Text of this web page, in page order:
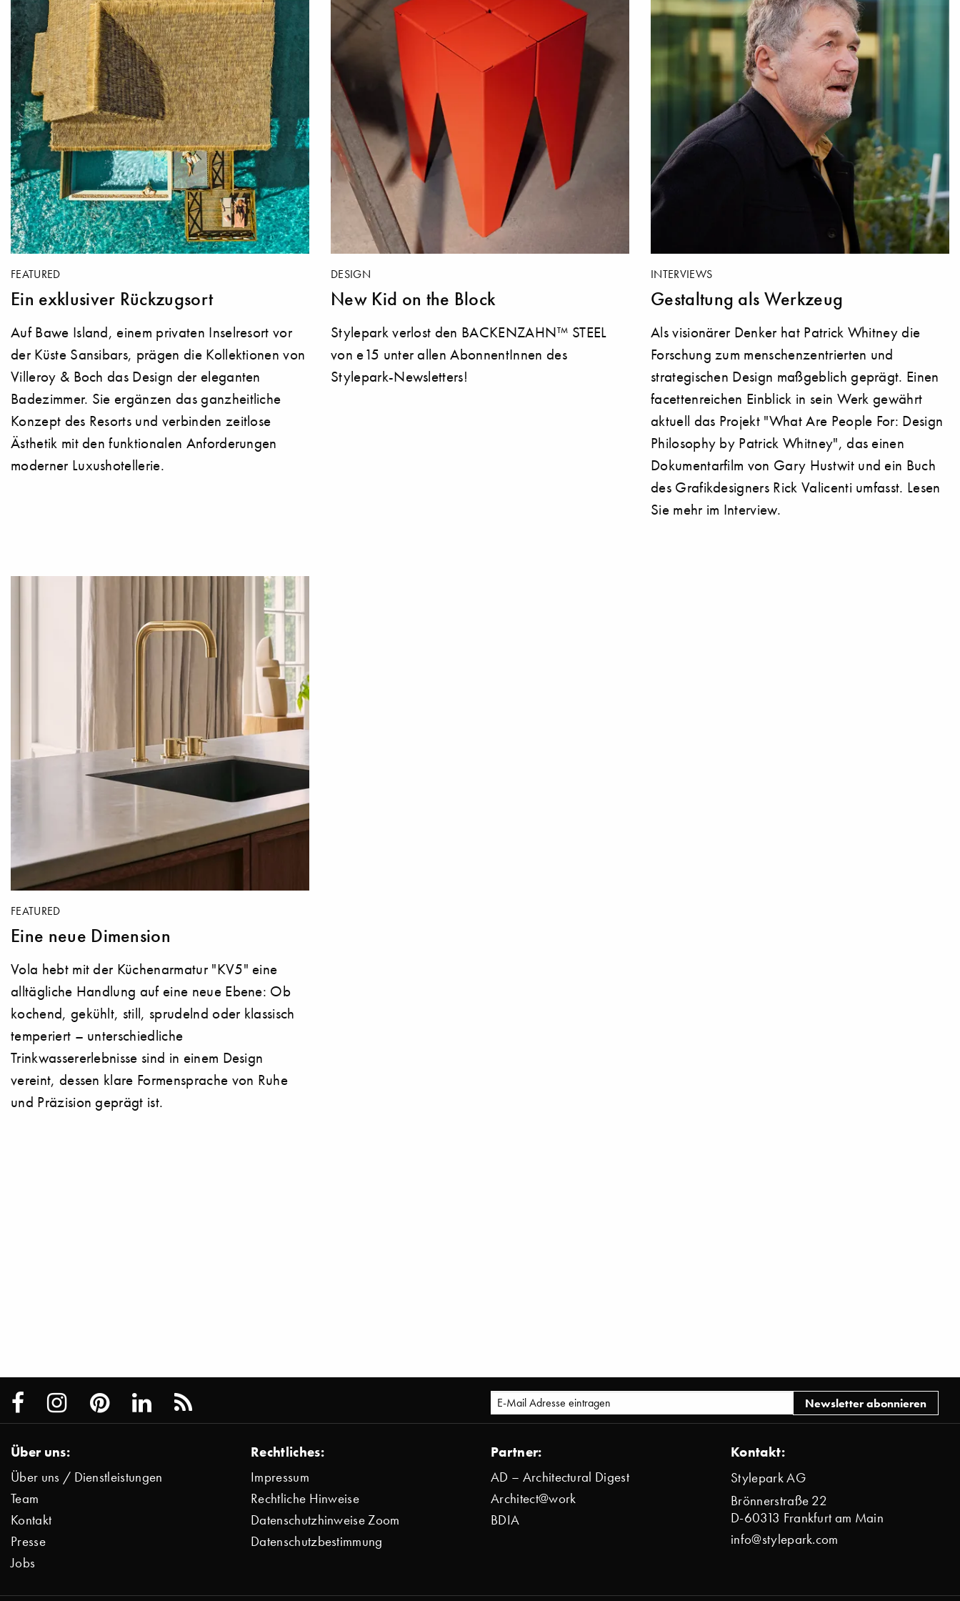
FEATURED
Ein exklusiver Rückzugsort
Auf Bawe Island, einem privaten Inselresort vor
der Küste Sansibars, prägen die Kollektionen von
Villeroy & Boch das Design der eleganten
Badezimmer. Sie ergänzen das ganzheitliche
Konzept des Resorts und verbinden zeitlose
Ästhetik mit den funktionalen Anforderungen
moderner Luxushotellerie.
DESIGN
New Kid on the Block
Stylepark verlost den BACKENZAHN™ STEEL
von e15 unter allen AbonnentInnen des
Stylepark-Newsletters!
INTERVIEWS
Gestaltung als Werkzeug
Als visionärer Denker hat Patrick Whitney die
Forschung zum menschenzentrierten und
strategischen Design maßgeblich geprägt. Einen
facettenreichen Einblick in sein Werk gewährt
aktuell das Projekt "What Are People For: Design
Philosophy by Patrick Whitney", das einen
Dokumentarfilm von Gary Hustwit und ein Buch
des Grafikdesigners Rick Valicenti umfasst. Lesen
Sie mehr im Interview.
FEATURED
Eine neue Dimension
Vola hebt mit der Küchenarmatur "KV5" eine
alltägliche Handlung auf eine neue Ebene: Ob
kochend, gekühlt, still, sprudelnd oder klassisch
temperiert – unterschiedliche
Trinkwassererlebnisse sind in einem Design
vereint, dessen klare Formensprache von Ruhe
und Präzision geprägt ist.
Über uns:
Über uns / Dienstleistungen
Team
Kontakt
Presse
Jobs
Rechtliches:
Impressum
Rechtliche Hinweise
Datenschutzhinweise Zoom
Datenschutzbestimmung
Partner:
AD – Architectural Digest
Architect@work
BDIA
Kontakt:
Stylepark AG
Brönnerstraße 22
D-60313 Frankfurt am Main
info@stylepark.com